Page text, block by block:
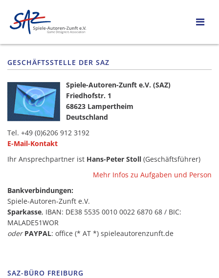
GESCHÄFTSSTELLE DER SAZ
Spiele-Autoren-Zunft e.V. (SAZ)
Friedhofstr. 1
68623 Lampertheim
Deutschland
Tel. +49 (0)6206 912 3192
E-Mail-Kontakt
Ihr Ansprechpartner ist Hans-Peter Stoll (Geschäftsführer)
Mehr Infos zu Aufgaben und Person
Bankverbindungen:
Spiele-Autoren-Zunft e.V.
Sparkasse, IBAN: DE38 5535 0010 0022 6870 68 / BIC:
MALADE51WOR
oderPAYPAL: office (* AT *) spieleautorenzunft.de
SAZ-BÜRO FREIBURG